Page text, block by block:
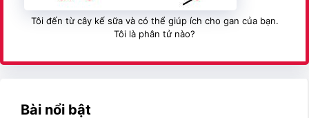
Tôi đến từ cây kế sữa và có thể giúp ích cho gan của bạn.
Tôi là phân tử nào?
Bài nổi bật